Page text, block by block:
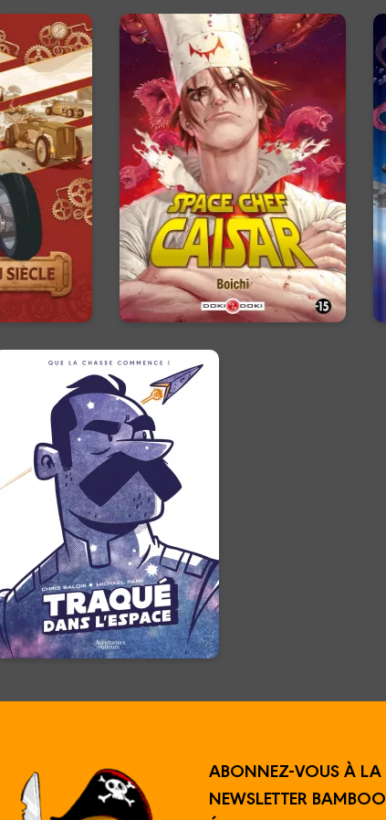
du
parution :
pas, il se
Space Chef
Caisar
Date de parution :
02/11/2017
SF-cuisine-action, plongez dans
une grande aventure
intergalactique à la sauce Boichi
!
En voir +
Traqué dans
l'espace
Date de parution :
04/06/2025
Il est le dernier humain de
l'univers, sa valeur est
inestimable. Que la chasse
commence !
En voir +
ABONNEZ-VOUS À LA
NEWSLETTER BAMBOO